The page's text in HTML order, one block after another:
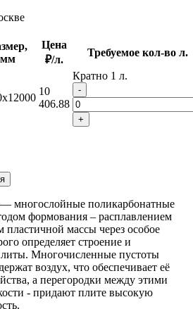
мм
Цена
₽/л.
Требуемое кол-во л.
10
406.88
Кратно 1 л.
-
+
многослойные поликарбонатные
формования – расплавлением
массы через особое
определяет строение и
Многочисленные пустоты
воздух, что обеспечивает её
а перегородки между этими
‐ придают плите высокую